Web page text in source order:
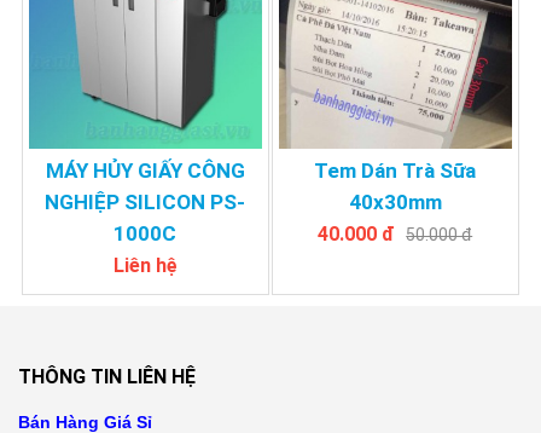
MÁY HỦY GIẤY CÔNG
NGHIỆP SILICON PS-
1000C
Liên hệ
Tem Dán Trà Sữa
40x30mm
40.000 đ 50.000 đ
THÔNG TIN LIÊN HỆ
Bán Hàng Giá Sỉ